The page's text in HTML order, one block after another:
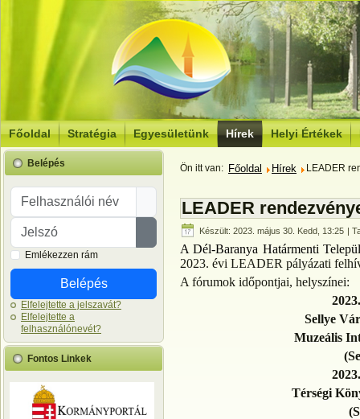
Főoldal Stratégia Egyesületünk Hírek Helyi Értékek
Belépés
Felhasználói név
Jelszó
Jelszó megjelenítése
Emlékezzen rám
Belépés
Elfelejtette a jelszavát?
Elfelejtette a
felhasználónevét?
Fontos Linkek
Ön itt van: Főoldal Hírek LEADER
LEADER
Készült: 2023. május 30. Kedd, 13:25 |
A Dél-Baranya Határmenti
2023. évi LEADER pályázati
A fórumok időpontjai, helyszínei:
Sellye
Muzeális
Térségi